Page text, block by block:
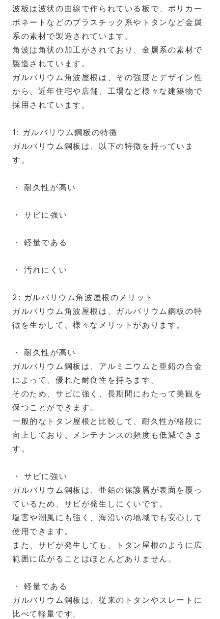
波板は波状の曲線で作られている板で、ポリカー
ボネートなどのプラスチック系やトタンなど金属
系の素材で製造されています。
角波は角状の加工がされており、金属系の素材で
製造されています。
ガルバリウム角波屋根は、その強度とデザイン性
から、近年住宅や店舗、工場など様々な建築物で
採用されています。
1: ガルバリウム鋼板の特徴
ガルバリウム鋼板は、以下の特徴を持っていま
す。
・ 耐久性が高い
・ サビに強い
・ 軽量である
・ 汚れにくい
2: ガルバリウム角波屋根のメリット
ガルバリウム角波屋根は、ガルバリウム鋼板の特
徴を生かして、様々なメリットがあります。
・ 耐久性が高い
ガルバリウム鋼板は、アルミニウムと亜鉛の合金
によって、優れた耐食性を持ちます。
そのため、サビに強く、長期間にわたって美観を
保つことができます。
一般的なトタン屋根と比較して、耐久性が格段に
向上しており、メンテナンスの頻度も低減できま
す。
・ サビに強い
ガルバリウム鋼板は、亜鉛の保護層が表面を覆っ
ているため、サビが発生しにくいです。
塩害や潮風にも強く、海沿いの地域でも安心して
使用できます。
また、サビが発生しても、トタン屋根のように広
範囲に広がることはほとんどありません。
・ 軽量である
ガルバリウム鋼板は、従来のトタンやスレートに
比べて軽量です。